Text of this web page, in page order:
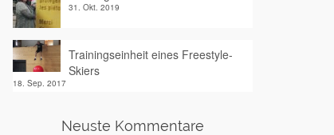
31. Okt. 2019
Trainingseinheit eines Freestyle-
Skiers
18. Sep. 2017
Neuste Kommentare